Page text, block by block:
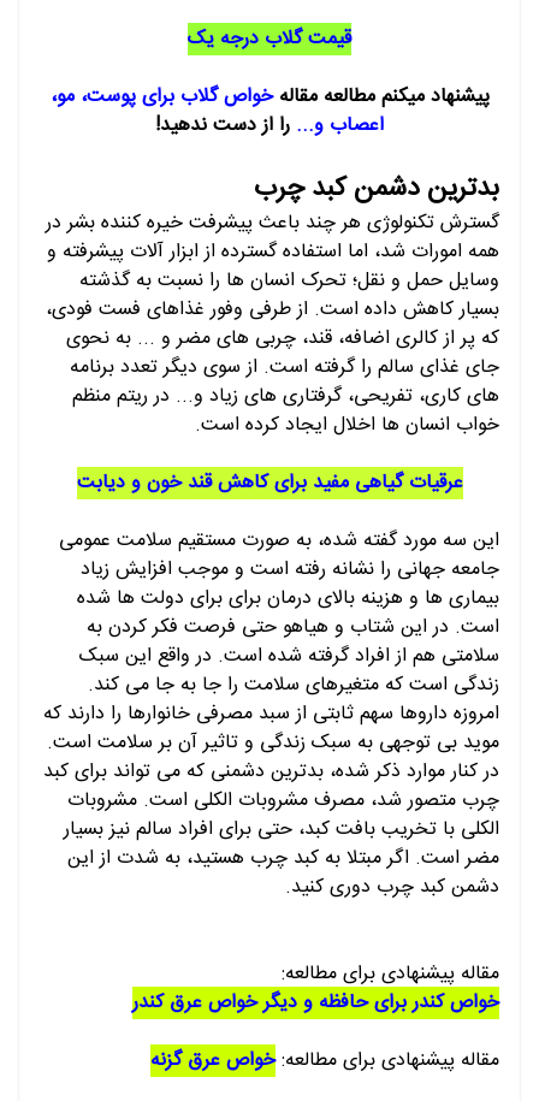
قیمت گلاب درجه یک
پیشنهاد میکنم مطالعه مقاله خواص گلاب برای پوست، مو،
اعصاب و... را از دست ندهید!
بدترین دشمن کبد چرب
گسترش تکنولوژی هر چند باعث پیشرفت خیره کننده بشر در
همه امورات شد، اما استفاده گسترده از ابزار آلات پیشرفته و
وسایل حمل و نقل؛ تحرک انسان ها را نسبت به گذشته
بسیار کاهش داده است. از طرفی وفور غذاهای فست فودی،
که پر از کالری اضافه، قند، چربی های مضر و ... به نحوی
جای غذای سالم را گرفته است. از سوی دیگر تعدد برنامه
های کاری، تفریحی، گرفتاری های زیاد و... در ریتم منظم
خواب انسان ها اخلال ایجاد کرده است.
عرقیات گیاهی مفید برای کاهش قند خون و دیابت
این سه مورد گفته شده، به صورت مستقیم سلامت عمومی
جامعه جهانی را نشانه رفته است و موجب افزایش زیاد
بیماری ها و هزینه بالای درمان برای برای دولت ها شده
است. در این شتاب و هیاهو حتی فرصت فکر کردن به
سلامتی هم از افراد گرفته شده است. در واقع این سبک
زندگی است که متغیرهای سلامت را جا به جا می کند.
امروزه داروها سهم ثابتی از سبد مصرفی خانوارها را دارند که
موید بی توجهی به سبک زندگی و تاثیر آن بر سلامت است.
در کنار موارد ذکر شده، بدترین دشمنی که می تواند برای کبد
چرب متصور شد، مصرف مشروبات الکلی است. مشروبات
الکلی با تخریب بافت کبد، حتی برای افراد سالم نیز بسیار
مضر است. اگر مبتلا به کبد چرب هستید، به شدت از این
دشمن کبد چرب دوری کنید.
مقاله پیشنهادی برای مطالعه:
خواص کندر برای حافظه و دیگر خواص عرق کندر
مقاله پیشنهادی برای مطالعه:خواص عرق گزنه